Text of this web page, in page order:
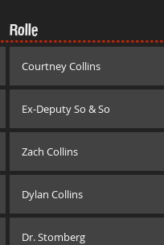
Rolle
Courtney Collins
Ex-Deputy So & So
Zach Collins
Dylan Collins
Dr. Stomberg